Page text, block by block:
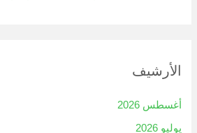
الأرشيف
أغسطس 2026
يوليو 2026